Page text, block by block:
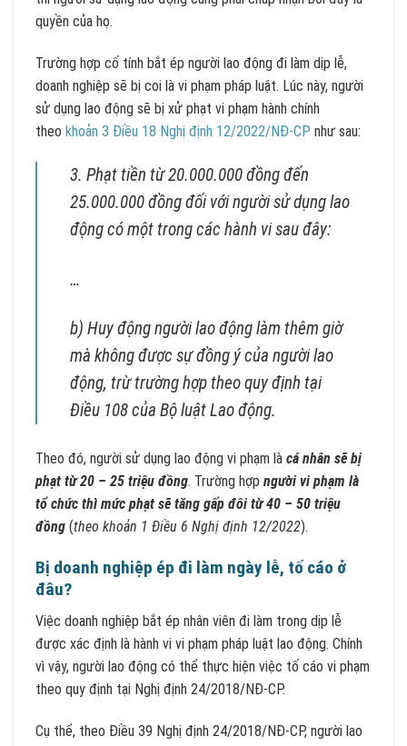
quyền của họ.
Trường hợp cố tính bắt ép người lao động đi làm dịp lễ,
doanh nghiệp sẽ bị coi là vi phạm pháp luật. Lúc này, người
sử dụng lao động sẽ bị xử phạt vi phạm hành chính
theo khoản 3 Điều 18 Nghị định 12/2022/NĐ-CP như sau:
3. Phạt tiền từ 20.000.000 đồng đến
25.000.000 đồng đối với người sử dụng lao
động có một trong các hành vi sau đây:
…
b) Huy động người lao động làm thêm giờ
mà không được sự đồng ý của người lao
động, trừ trường hợp theo quy định tại
Điều 108 của Bộ luật Lao động.
Theo đó, người sử dụng lao động vi phạm là cá nhân sẽ bị
phạt từ 20 – 25 triệu đồng. Trường hợp người vi phạm là
tổ chức thì mức phạt sẽ tăng gấp đôi từ 40 – 50 triệu
đồng (theo khoản 1 Điều 6 Nghị định 12/2022).
Bị doanh nghiệp ép đi làm ngày lễ, tố cáo ở
đâu?
Việc doanh nghiệp bắt ép nhân viên đi làm trong dịp lễ
được xác định là hành vi vi phạm pháp luật lao động. Chính
vì vậy, người lao động có thể thực hiện việc tố cáo vi phạm
theo quy định tại Nghị định 24/2018/NĐ-CP.
Cụ thể, theo Điều 39 Nghị định 24/2018/NĐ-CP, người lao